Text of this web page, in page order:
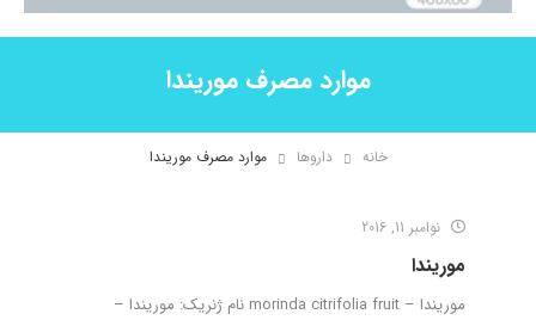
موارد مصرف موریندا
خانه داروها موارد مصرف موریندا
نوامبر 11, 2016
موریندا
موریندا – morinda citrifolia fruit نام ژنریک: موریندا –